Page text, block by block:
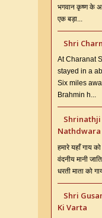
भगवान कृष्ण के
एक बड़ा...
Shri
At Charanat
stayed in a
Six miles
Brahmin h...
Shrinathji
Nathdwara
हमारे यहाँ गाय
वंदनीय मानी
धरती माता को
Shri
Ki Varta